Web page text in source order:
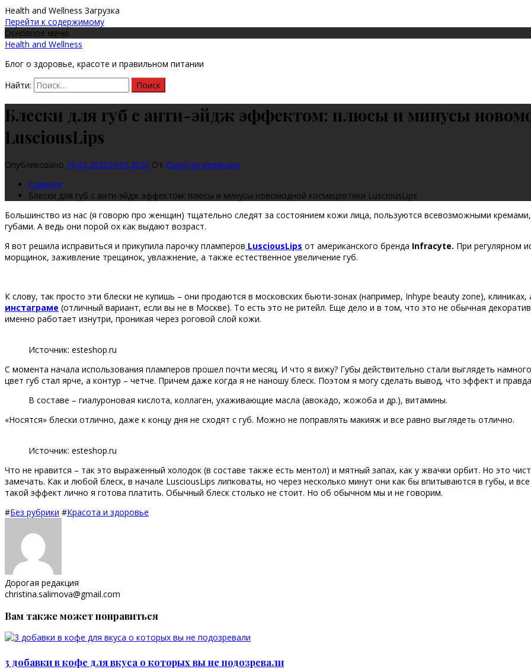
Health and Wellness Загрузка
Перейти к содержимому
Основное меню
Health and Wellness
Блог о здоровье, красоте и правильном питании
Найти:
Блески для губ с анти-эйдж эффектом: плюсы и минусы
LusciousLips
Опубликовано 16.03.202024.03.2020 От Дорогая редакция
Главная
Блески для губ с анти-эйдж эффектом: плюсы и минусы новомодной космецевтики LusciousLips
Большинство из нас (я говорю про женщин) тщательно следят за состоянием кожи лица, пользуются всевозможными
губами. А ведь они порой ох как выдают возраст.
Я вот решила исправиться и прикупила парочку пламперов LusciousLips от американского бренда Infracyte. При регулярном
морщинок, заживление трещинок, увлажнение, а также естественное увеличение губ.
К слову, так просто эти блески не купишь – они продаются в московских бьюти-зонах (например, Inhype beauty zone),
инстаграме (отличный вариант, если вы не в Москве). То есть это не ритейл. Еще дело и в том, что это не обычная
именно работает изнутри, проникая через роговой слой кожи.
Источник: esteshop.ru
С момента начала использования пламперов прошел почти месяц. И что я вижу? Губы действительно стали выглядеть
цвет губ стал ярче, а контур – четче. Причем даже когда я не наношу блеск. Поэтом я могу сделать вывод, что эффект и
В составе – гиалуроновая кислота, коллаген, ухаживающие масла (авокадо, жожоба и др.), витамины.
«Носятся» блески отлично, даже к концу дня не сходят с губ. Можно не поправлять макияж и все равно выглядеть отлично.
Источник: esteshop.ru
Что не нравится – так это выраженный холодок (в составе также есть ментол) и мятный запах, как у жвачки орбит. Но это
замечать. Как и любой блеск, в начале LusciousLips липковаты, но через несколько минут они как бы впитываются в губы, и
такой эффект лично я готова платить. Обычный блеск столько не стоит. Но об обычном мы и не говорим.
#Без рубрики #Красота и здоровье
Дорогая редакция
christina.salimova@gmail.com
Вам также может понравиться
3 добавки в кофе для вкуса о которых вы не подозревали